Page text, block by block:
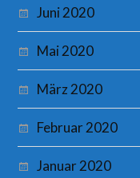
Juni 2020
Mai 2020
März 2020
Februar 2020
Januar 2020